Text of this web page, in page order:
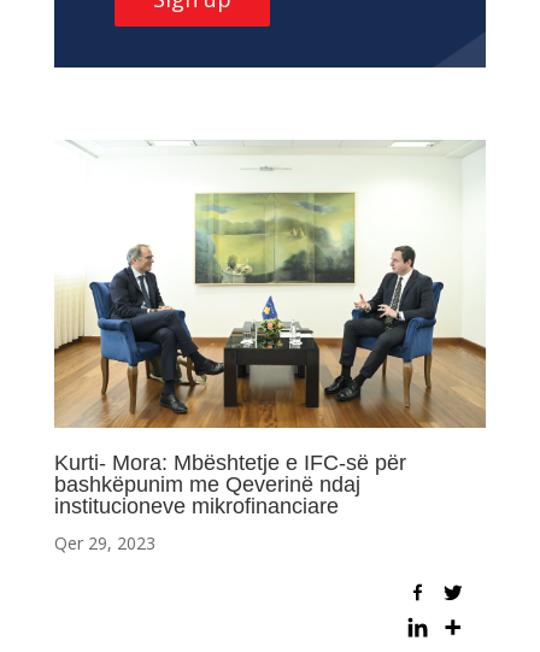
Kurti- Mora: Mbështetje e IFC-së për
bashkëpunim me Qeverinë ndaj
institucioneve mikrofinanciare
Qer 29, 2023